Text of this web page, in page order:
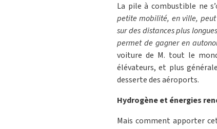
La pile à combustible ne
petite mobilité, en ville,
sur des distances plus
permet de gagner en
voiture de M. tout le
élévateurs, et plus
desserte des aéroports.
Hydrogène et énergies
Mais comment apporter